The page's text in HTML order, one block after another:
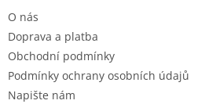
O nás
Doprava a platba
Obchodní podmínky
Podmínky ochrany osobních údajů
Napište nám